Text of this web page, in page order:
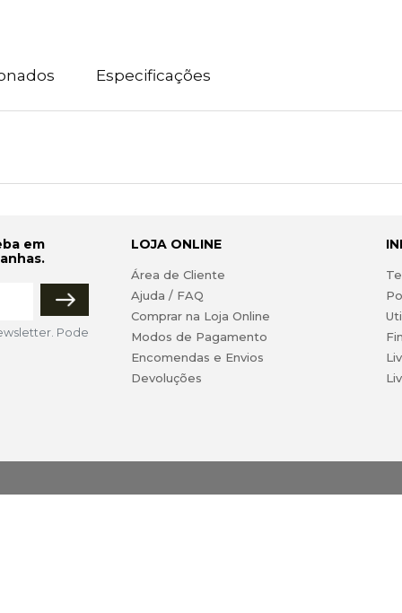
Especificações
em
Pode
LOJA ONLINE
Área de Cliente
Ajuda / FAQ
Comprar na Loja Online
Modos de Pagamento
Encomendas e Envios
Devoluções